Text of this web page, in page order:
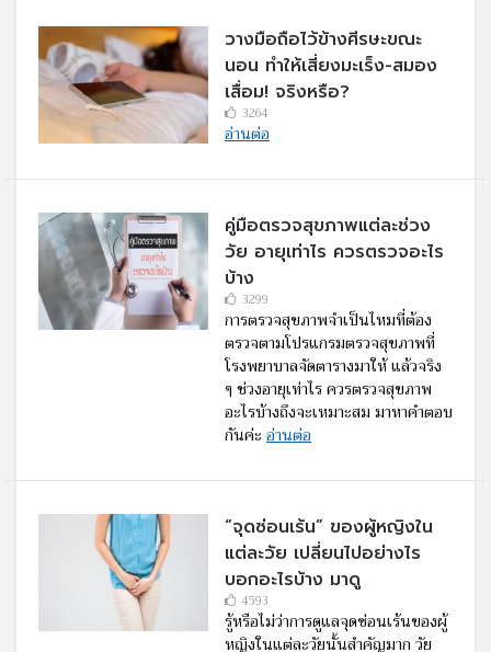
วางมือถือไว้ข้างศีรษะขณะ
นอน ทำให้เสี่ยงมะเร็ง-สมอง
เสื่อม! จริงหรือ?
3264
อ่านต่อ
คู่มือตรวจสุขภาพแต่ละช่วง
วัย อายุเท่าไร ควรตรวจอะไร
บ้าง
3299
การตรวจสุขภาพจำเป็นไหมที่ต้อง
ตรวจตามโปรแกรมตรวจสุขภาพที่
โรงพยาบาลจัดตารางมาให้ แล้วจริง
ๆ ช่วงอายุเท่าไร ควรตรวจสุขภาพ
อะไรบ้างถึงจะเหมาะสม มาหาคำตอบ
กันค่ะ อ่านต่อ
“จุดซ่อนเร้น” ของผู้หญิงใน
แต่ละวัย เปลี่ยนไปอย่างไร
บอกอะไรบ้าง มาดู
4593
รู้หรือไม่ว่าการดูแลจุดซ่อนเร้นของผู้
หญิงในแต่ละวัยนั้นสำคัญมาก วัย